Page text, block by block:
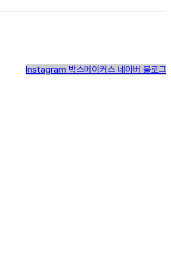
Instagram 박스메이커스 네이버 블로그